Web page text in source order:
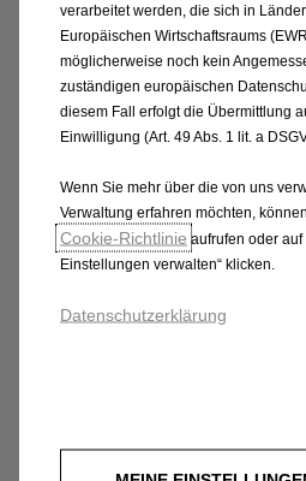
Myopel
Über denOpel Connect
1. Was Sind die Vorteile
Navigationssystems?
verarbeitet werden, die sich in
Europäischen Wirtschaftsraums
möglicherweise noch kein
zuständigen europäischen
diesem Fall erfolgt die Übermittlung
Einwilligung (Art. 49 Abs. 1 lit. a
Wenn Sie mehr über die von uns
Verwaltung erfahren möchten,
Cookie‑Richtlinie aufrufen oder auf
Einstellungen verwalten“ klicken.
Datenschutzerklärung